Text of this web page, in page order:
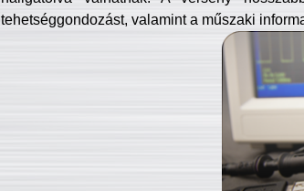
tehetséggondozást, valamint a műszaki